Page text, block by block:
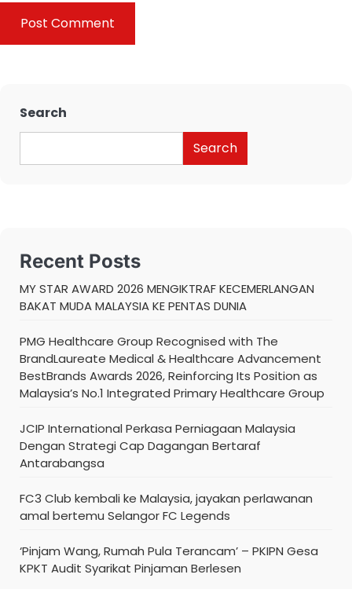
Search
Search
Recent Posts
MY STAR AWARD 2026 MENGIKTRAF KECEMERLANGAN
BAKAT MUDA MALAYSIA KE PENTAS DUNIA
PMG Healthcare Group Recognised with The
BrandLaureate Medical & Healthcare Advancement
BestBrands Awards 2026, Reinforcing Its Position as
Malaysia’s No.1 Integrated Primary Healthcare Group
JCIP International Perkasa Perniagaan Malaysia
Dengan Strategi Cap Dagangan Bertaraf
Antarabangsa
FC3 Club kembali ke Malaysia, jayakan perlawanan
amal bertemu Selangor FC Legends
‘Pinjam Wang, Rumah Pula Terancam’ – PKIPN Gesa
KPKT Audit Syarikat Pinjaman Berlesen